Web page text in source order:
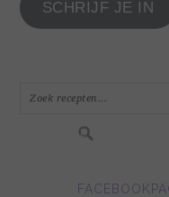
e-
SCHRIJF JE IN